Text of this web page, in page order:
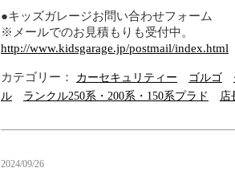
●キッズガレージお問い合わせフォーム
※メールでのお見積もりも受付中。
http://www.kidsgarage.jp/postmail/index.html
カテゴリー： カーセキュリティー ゴルゴ
ル
ランクル250系・200系・150系プラド 店
2024/09/26